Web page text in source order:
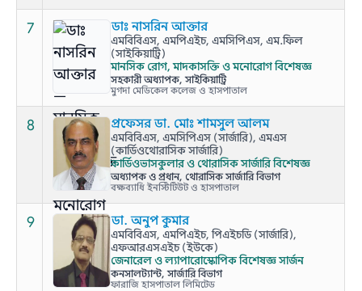
7 ডাঃ নাসরিন আক্তার
এমবিবিএস, এমপিএইচ, এমসিপিএস, এম.ফিল
(সাইকিয়াট্রি)
মানসিক রোগ, মাদকাসক্তি ও মনোরোগ বিশেষজ্ঞ
সহকারী অধ্যাপক, সাইকিয়াট্রি
মুগদা মেডিকেল কলেজ ও হাসপাতাল
8 প্রফেসর ডা. মোঃ শামসুল আলম
এমবিবিএস, এমসিপিএস (সার্জারি), এমএস
(কার্ডিওথোরাসিক সার্জারি)
কার্ডিওভাসকুলার ও থোরাসিক সার্জারি বিশেষজ্ঞ
অধ্যাপক ও প্রধান, থোরাসিক সার্জারি বিভাগ
বক্ষব্যাধি ইনস্টিটিউট ও হাসপাতাল
9 ডা. অনুপ কুমার
এমবিবিএস, এমপিএইচ, পিএইচডি (সার্জারি),
এফআরএসএইচ (ইউকে)
জেনারেল ও ল্যাপারোস্কোপিক বিশেষজ্ঞ সার্জন
কনসালট্যান্ট, সার্জারি বিভাগ
ফারাজি হাসপাতাল লিমিটেড